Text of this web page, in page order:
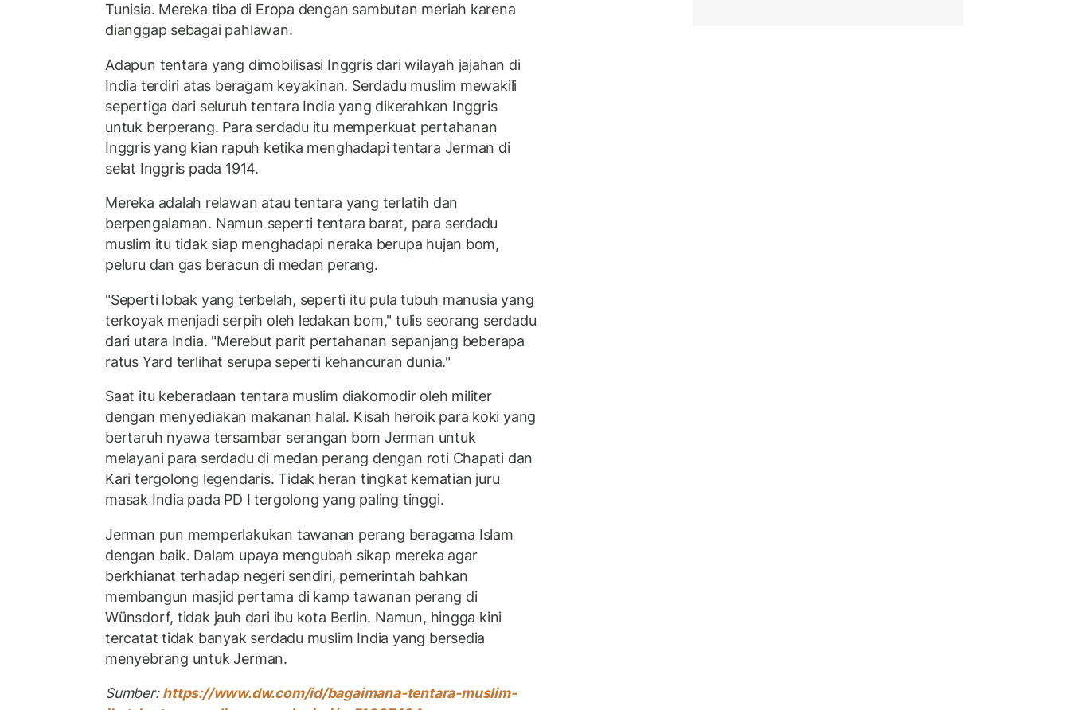
Tunisia. Mereka tiba di Eropa dengan sambutan meriah karena
dianggap sebagai pahlawan.
Adapun tentara yang dimobilisasi Inggris dari wilayah jajahan di
India terdiri atas beragam keyakinan. Serdadu muslim mewakili
sepertiga dari seluruh tentara India yang dikerahkan Inggris
untuk berperang. Para serdadu itu memperkuat pertahanan
Inggris yang kian rapuh ketika menghadapi tentara Jerman di
selat Inggris pada 1914.
Mereka adalah relawan atau tentara yang terlatih dan
berpengalaman. Namun seperti tentara barat, para serdadu
muslim itu tidak siap menghadapi neraka berupa hujan bom,
peluru dan gas beracun di medan perang.
"Seperti lobak yang terbelah, seperti itu pula tubuh manusia yang
terkoyak menjadi serpih oleh ledakan bom," tulis seorang serdadu
dari utara India. "Merebut parit pertahanan sepanjang beberapa
ratus Yard terlihat serupa seperti kehancuran dunia."
Saat itu keberadaan tentara muslim diakomodir oleh militer
dengan menyediakan makanan halal. Kisah heroik para koki yang
bertaruh nyawa tersambar serangan bom Jerman untuk
melayani para serdadu di medan perang dengan roti Chapati dan
Kari tergolong legendaris. Tidak heran tingkat kematian juru
masak India pada PD I tergolong yang paling tinggi.
Jerman pun memperlakukan tawanan perang beragama Islam
dengan baik. Dalam upaya mengubah sikap mereka agar
berkhianat terhadap negeri sendiri, pemerintah bahkan
membangun masjid pertama di kamp tawanan perang di
Wünsdorf, tidak jauh dari ibu kota Berlin. Namun, hingga kini
tercatat tidak banyak serdadu muslim India yang bersedia
menyebrang untuk Jerman.
Sumber:https://www.dw.com/id/bagaimana-tentara-muslim-